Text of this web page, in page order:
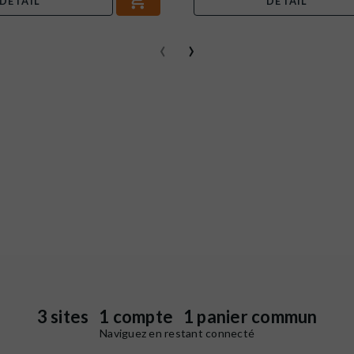
‹ ›
3 sites 1 compte 1 panier commun
Naviguez en restant connecté